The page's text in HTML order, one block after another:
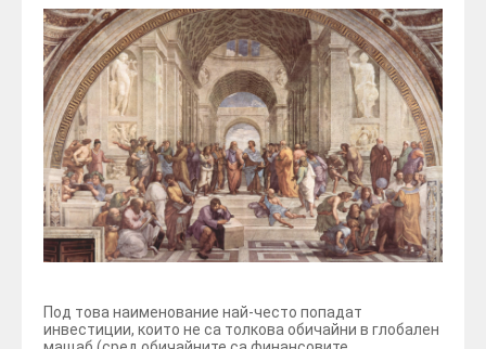
Под това наименование най-често попадат
инвестиции, които не са толкова обичайни в глобален